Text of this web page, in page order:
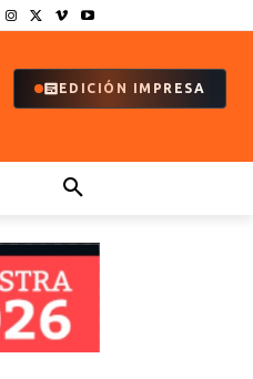
EDICIÓN IMPRESA